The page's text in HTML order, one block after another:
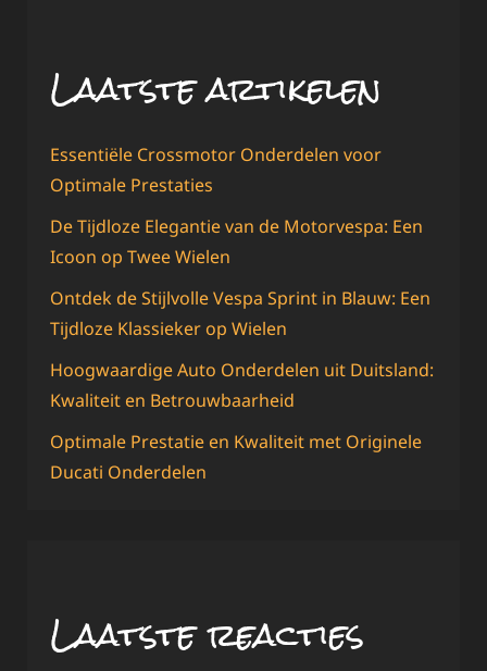
Laatste artikelen
Essentiële Crossmotor Onderdelen voor
Optimale Prestaties
De Tijdloze Elegantie van de Motorvespa: Een
Icoon op Twee Wielen
Ontdek de Stijlvolle Vespa Sprint in Blauw: Een
Tijdloze Klassieker op Wielen
Hoogwaardige Auto Onderdelen uit Duitsland:
Kwaliteit en Betrouwbaarheid
Optimale Prestatie en Kwaliteit met Originele
Ducati Onderdelen
Laatste reacties